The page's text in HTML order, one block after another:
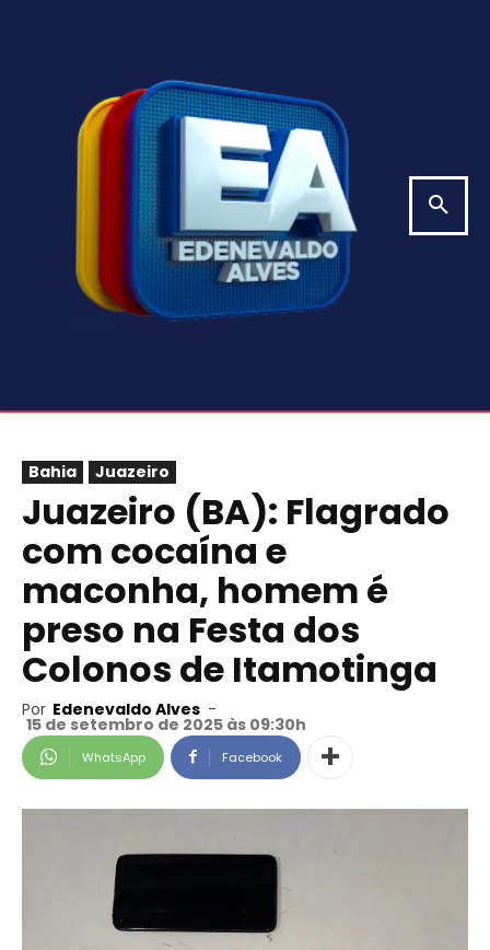
Bahia Juazeiro
Juazeiro (BA): Flagrado
com cocaína e
maconha, homem é
preso na Festa dos
Colonos de Itamotinga
Por Edenevaldo Alves -
15 de setembro de 2025 às 09:30h
WhatsApp Facebook